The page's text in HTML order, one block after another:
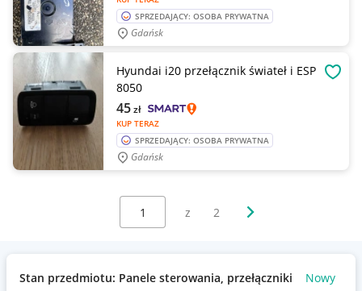
SPRZEDAJĄCY: OSOBA PRYWATNA
Gdańsk
Hyundai i20 przełącznik świateł i ESP
8050
KUP TERAZ
45zł
SPRZEDAJĄCY: OSOBA PRYWATNA
Gdańsk
Wybierz stronę:
z 2 Następna strona
Stan przedmiotu: Panele sterowania, przełączniki Nowy